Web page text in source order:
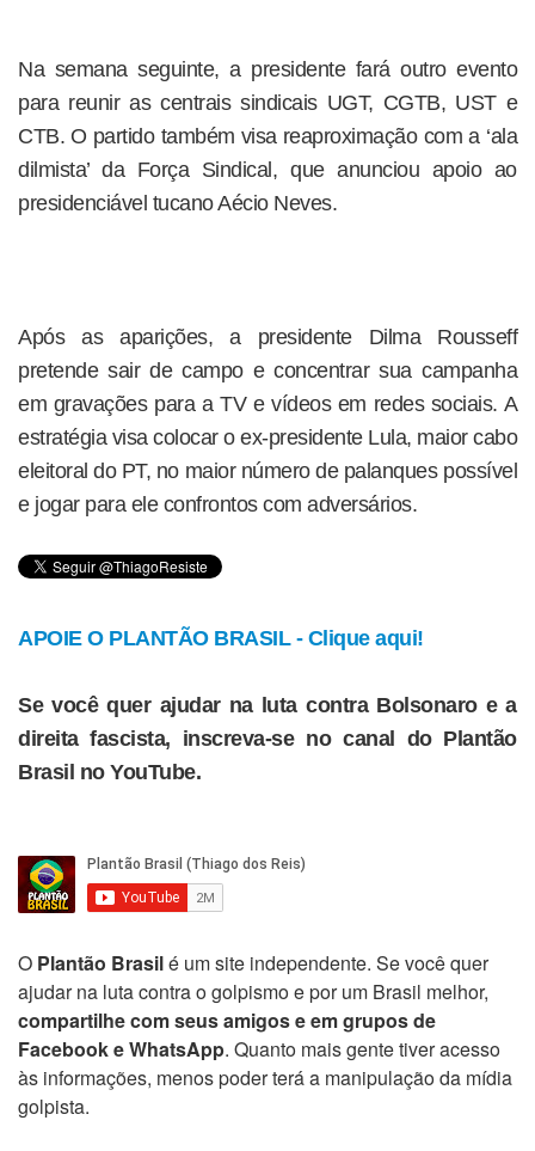
Na semana seguinte, a presidente fará outro evento
para reunir as centrais sindicais UGT, CGTB, UST e
CTB. O partido também visa reaproximação com a ‘ala
dilmista’ da Força Sindical, que anunciou apoio ao
presidenciável tucano Aécio Neves.
Após as aparições, a presidente Dilma Rousseff
pretende sair de campo e concentrar sua campanha
em gravações para a TV e vídeos em redes sociais. A
estratégia visa colocar o ex-presidente Lula, maior cabo
eleitoral do PT, no maior número de palanques possível
e jogar para ele confrontos com adversários.
APOIE O PLANTÃO BRASIL - Clique aqui!
Se você quer ajudar na luta contra Bolsonaro e a
direita fascista, inscreva-se no canal do Plantão
Brasil no YouTube.
O Plantão Brasilé um site independente. Se você quer
ajudar na luta contra o golpismo e por um Brasil melhor,
compartilhe com seus amigos e em grupos de
Facebook e WhatsApp. Quanto mais gente tiver acesso
às informações, menos poder terá a manipulação da mídia
golpista.